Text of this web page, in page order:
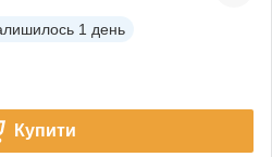
1 день
Купити